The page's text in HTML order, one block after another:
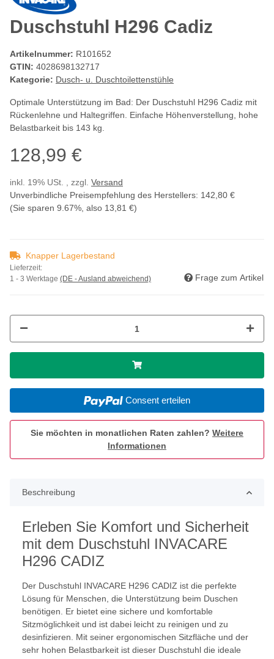
Duschstuhl H296 Cadiz
Artikelnummer: R101652
GTIN: 4028698132717
Kategorie: Dusch- u. Duschtoilettenstühle
Optimale Unterstützung im Bad: Der Duschstuhl H296 Cadiz mit
Rückenlehne und Haltegriffen. Einfache Höhenverstellung, hohe
Belastbarkeit bis 143 kg.
128,99 €
inkl. 19% USt. , zzgl. Versand
Unverbindliche Preisempfehlung des Herstellers: 142,80 €
(Sie sparen 9.67% , also 13,81 €)
Knapper Lagerbestand
Lieferzeit:
1 - 3 Werktage (DE - Ausland abweichend) Frage zum Artikel
Consent erteilen
Sie möchten in monatlichen Raten zahlen? Weitere
Informationen
Beschreibung
Erleben Sie Komfort und Sicherheit
mit dem Duschstuhl INVACARE
H296 CADIZ
Der Duschstuhl INVACARE H296 CADIZ ist die perfekte
Lösung für Menschen, die Unterstützung beim Duschen
benötigen. Er bietet eine sichere und komfortable
Sitzmöglichkeit und ist dabei leicht zu reinigen und zu
desinfizieren. Mit seiner ergonomischen Sitzfläche und der
sehr hohen Belastbarkeit ist dieser Duschstuhl die ideale